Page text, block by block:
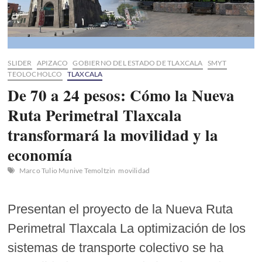
SLIDER APIZACO GOBIERNO DEL ESTADO DE TLAXCALA SMYT
TEOLOCHOLCO
TLAXCALA
De 70 a 24 pesos: Cómo la Nueva
Ruta Perimetral Tlaxcala
transformará la movilidad y la
economía
Marco Tulio Munive Temoltzin movilidad
Presentan el proyecto de la Nueva Ruta
Perimetral Tlaxcala La optimización de los
sistemas de transporte colectivo se ha